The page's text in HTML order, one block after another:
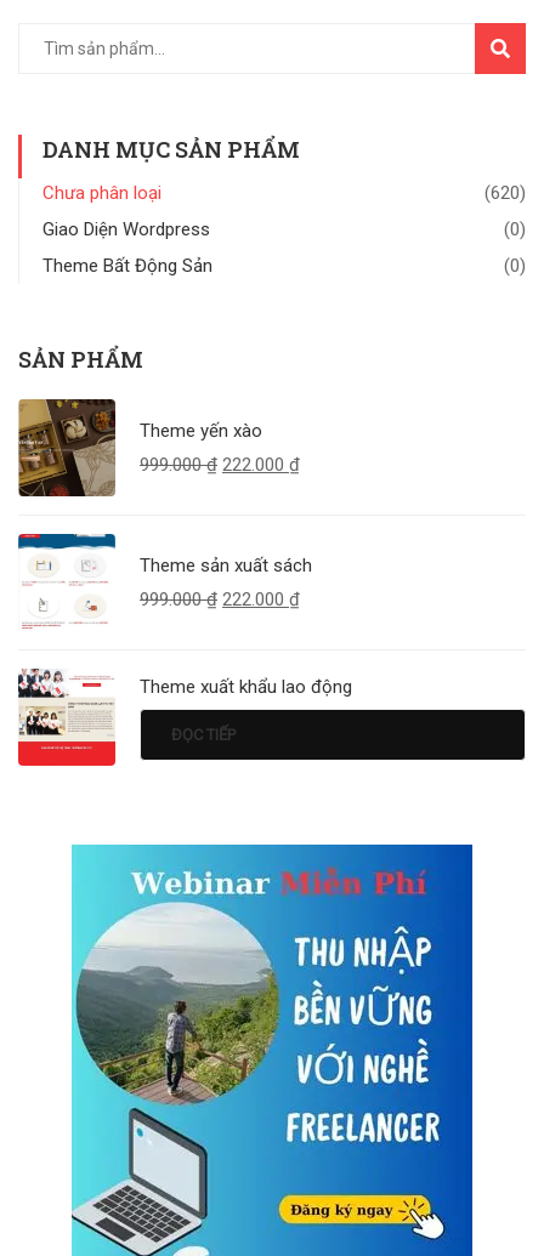
TÌM
KIẾM
DANH MỤC SẢN PHẨM
Chưa phân loại
(620)
Giao Diện Wordpress
(0)
Theme Bất Động Sản
(0)
SẢN PHẨM
Theme yến xào
999.000₫ 222.000 ₫
Theme sản xuất sách
999.000₫ 222.000 ₫
Theme xuất khẩu lao động
ĐỌC TIẾP